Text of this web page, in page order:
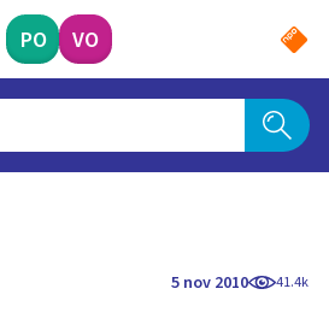
PO VO
5 nov 2010 41.4k